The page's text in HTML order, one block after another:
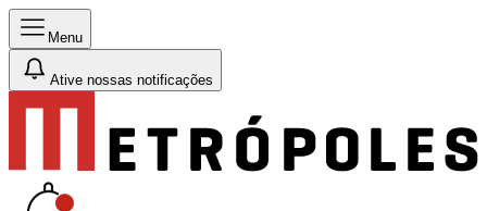
Menu
Ative nossas notificações